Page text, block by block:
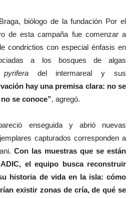
biólogo de la fundación Por el
de esta campaña fue comenzar a
condrictios con especial énfasis en
a los bosques de algas
del intermareal y sus
hay una premisa clara: no se
se conoce”, agregó.
enseguida y abrió nuevas
capturados corresponden a
Con las muestras que se están
el equipo busca reconstruir
historia de vida en la isla: cómo
existir zonas de cría, de qué se